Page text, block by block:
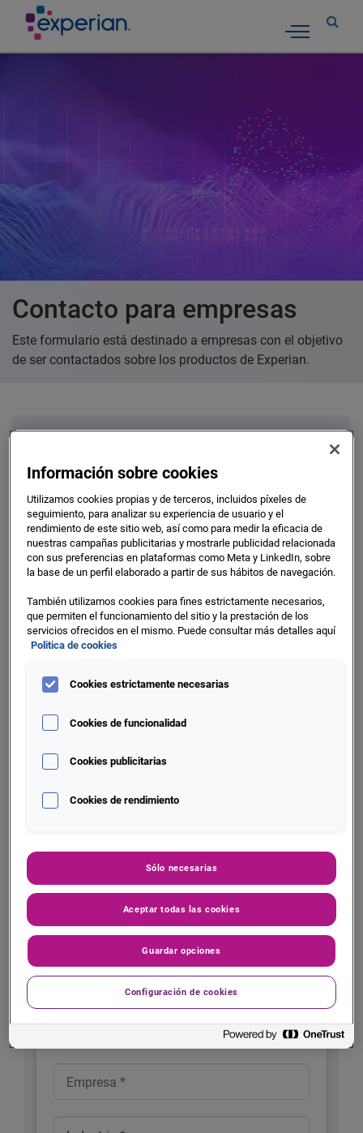
Toggle
Contacto para empresas
Este formulario está destinado a empresas con el objetivo
de ser contactados sobre los productos de Experian.
No se atenderán peticiones referentes a
los ficheros de información crediticia a
través del siguiente formulario
Si lo que usted desea es información para salir de un
fichero
Contacto para empresas
para darle más información sobre nuestros
productos y servicios
Información sobre cookies
Utilizamos cookies propias y de terceros, incluidos píxeles de
seguimiento, para analizar su experiencia de usuario y el
rendimiento de este sitio web, así como para medir la eficacia de
nuestras campañas publicitarias y mostrarle publicidad relacionada
con sus preferencias en plataformas como Meta y LinkedIn, sobre
la base de un perfil elaborado a partir de sus hábitos de navegación.
También utilizamos cookies para fines estrictamente necesarios,
que permiten el funcionamiento del sitio y la prestación de los
servicios ofrecidos en el mismo. Puede consultar más detalles aquí
Politica de cookies
Cookies estrictamente necesarias
Cookies de funcionalidad
Cookies publicitarias
Cookies de rendimiento
Sólo necesarias
Aceptar todas las cookies
Guardar opciones
Configuración de cookies